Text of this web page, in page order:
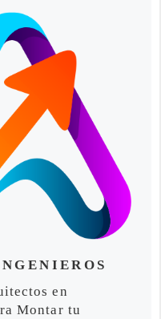
en
Montar tu